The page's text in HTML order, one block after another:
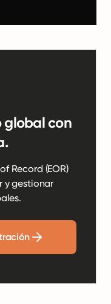
global con
Record (EOR)
y gestionar